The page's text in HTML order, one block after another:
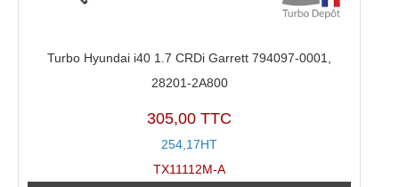
Turbo Hyundai i40 1.7 CRDi Garrett 794097-0001,
28201-2A800
305,00 TTC
254,17HT
TX11112M-A